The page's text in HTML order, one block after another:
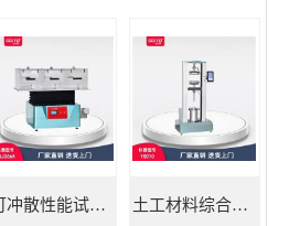
可冲散性能试验机 土工材料综合试验机